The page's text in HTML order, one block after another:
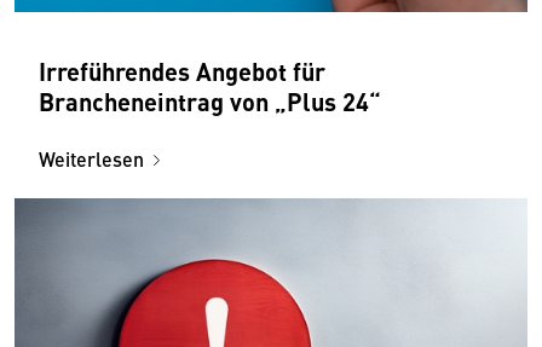
Irreführendes Angebot für
Brancheneintrag von „Plus 24“
Weiterlesen